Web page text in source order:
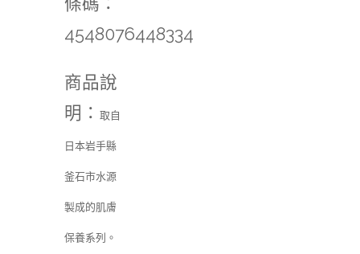
4548076448334
商品說
明： 取自
日本岩手縣
釜石市水源
製成的肌膚
保養系列。